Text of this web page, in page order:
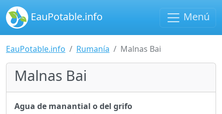
EauPotable.info Menú
EauPotable.info Rumanía Malnas Bai
Malnas Bai
Agua de manantial o del grifo